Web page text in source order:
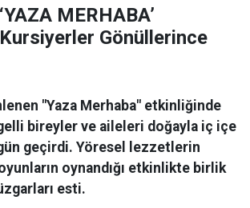
MERHABA’
Kursiyerler Gönüllerince
"Yaza Merhaba" etkinliğinde
bireyler ve aileleri doğayla iç içe
geçirdi. Yöresel lezzetlerin
oynandığı etkinlikte birlik
esti.